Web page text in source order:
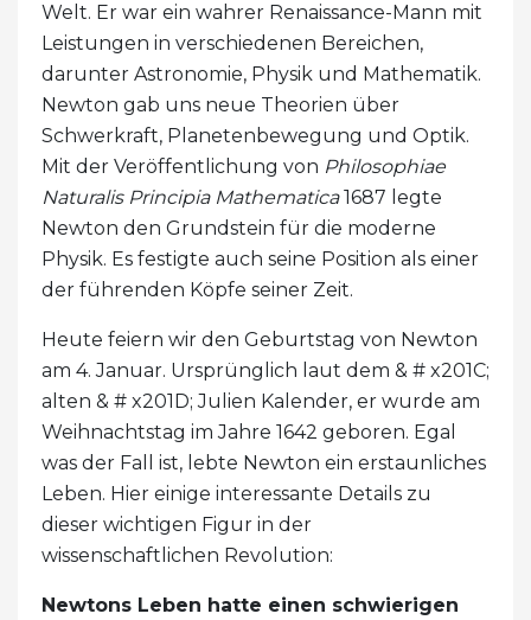
Welt. Er war ein wahrer Renaissance-Mann mit
Leistungen in verschiedenen Bereichen,
darunter Astronomie, Physik und Mathematik.
Newton gab uns neue Theorien über
Schwerkraft, Planetenbewegung und Optik.
Mit der Veröffentlichung von Philosophiae
Naturalis Principia Mathematica1687 legte
Newton den Grundstein für die moderne
Physik. Es festigte auch seine Position als einer
der führenden Köpfe seiner Zeit.
Heute feiern wir den Geburtstag von Newton
am 4. Januar. Ursprünglich laut dem & # x201C;
alten & # x201D; Julien Kalender, er wurde am
Weihnachtstag im Jahre 1642 geboren. Egal
was der Fall ist, lebte Newton ein erstaunliches
Leben. Hier einige interessante Details zu
dieser wichtigen Figur in der
wissenschaftlichen Revolution:
Newtons Leben hatte einen schwierigen